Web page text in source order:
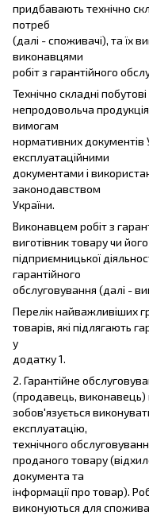
придбавають технічно
потреб
(далі - споживачі), та їх
виконавцями
робіт з гарантійного
Технічно складні
непродовольча
вимогам
нормативних документів
експлуатаційними
документами і
законодавством
України.
Виконавцем робіт з
виготівник товару чи
підприємницької
гарантійного
обслуговування (далі -
Перелік найважливіших
товарів, які підлягають
у
додатку 1.
2. Гарантійне
(продавець, виконавець)
зобов'язується
експлуатацію,
технічного
проданого товару
документа та
інформації про товар).
виконуються для